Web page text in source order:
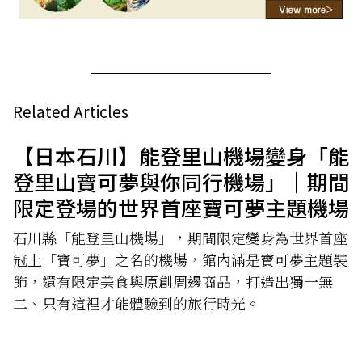
Related Articles
【日本石川】能登里山機場變身「能
登里山寶可夢與你同行機場」｜期間
限定登場的世界首座寶可夢主題機場
石川縣「能登里山機場」，期間限定變身為世界首座
冠上「寶可夢」之名的機場，館內滿是寶可夢主題裝
飾，還有限定美食與原創周邊商品，打造出獨一無
二、只有這裡才能體驗到的旅行時光。